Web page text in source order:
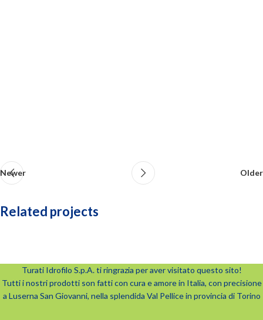
Newer Older
Related projects
Turati Idrofilo S.p.A. ti ringrazia per aver visitato questo sito!
Tutti i nostri prodotti son fatti con cura e amore in Italia, con precisione
a Luserna San Giovanni, nella splendida Val Pellice in provincia di Torino